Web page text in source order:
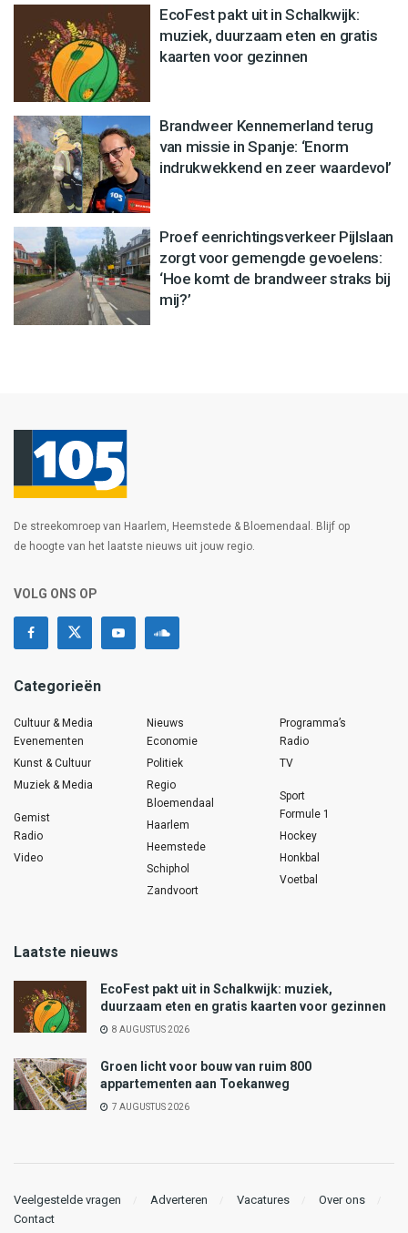
EcoFest pakt uit in Schalkwijk:
muziek, duurzaam eten en gratis
kaarten voor gezinnen
Brandweer Kennemerland terug
van missie in Spanje: ‘Enorm
indrukwekkend en zeer waardevol’
Proef eenrichtingsverkeer Pijlslaan
zorgt voor gemengde gevoelens:
‘Hoe komt de brandweer straks bij
mij?’
De streekomroep van Haarlem, Heemstede & Bloemendaal. Blijf op
de hoogte van het laatste nieuws uit jouw regio.
VOLG ONS OP
Categorieën
Cultuur & Media
Evenementen
Kunst & Cultuur
Muziek & Media
Gemist
Radio
Video
Nieuws
Economie
Politiek
Regio
Bloemendaal
Haarlem
Heemstede
Schiphol
Zandvoort
Programma’s
Radio
TV
Sport
Formule 1
Hockey
Honkbal
Voetbal
Laatste nieuws
EcoFest pakt uit in Schalkwijk: muziek,
duurzaam eten en gratis kaarten voor gezinnen
8 AUGUSTUS 2026
Groen licht voor bouw van ruim 800
appartementen aan Toekanweg
7 AUGUSTUS 2026
Veelgestelde vragen Adverteren Vacatures
Over ons
Contact